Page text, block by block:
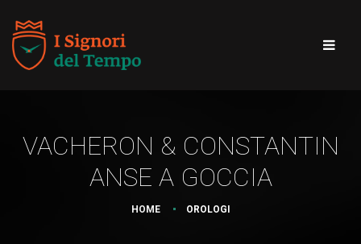
VACHERON & CONSTANTIN
ANSE A GOCCIA
HOME OROLOGI